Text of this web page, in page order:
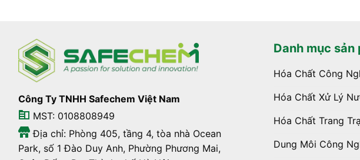
Công Ty TNHH Safechem Việt Nam
MST: 0108808949
Địa chỉ: Phòng 405, tầng 4, tòa nhà Ocean
Park, số 1 Đào Duy Anh, Phường Phương Mai,
Danh mục sản
Hóa Chất Công
Hóa Chất Xử Lý
Hóa Chất Trang
Dung Môi Công